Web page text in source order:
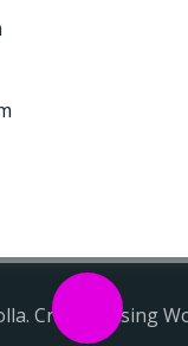
Created using